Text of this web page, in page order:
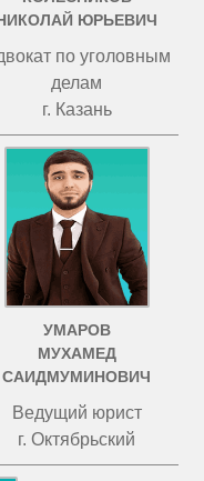
ЮРЬЕВИЧ
по уголовным
делам
г. Казань
УМАРОВ
МУХАМЕД
САИДМУМИНОВИЧ
Ведущий юрист
г. Октябрьский